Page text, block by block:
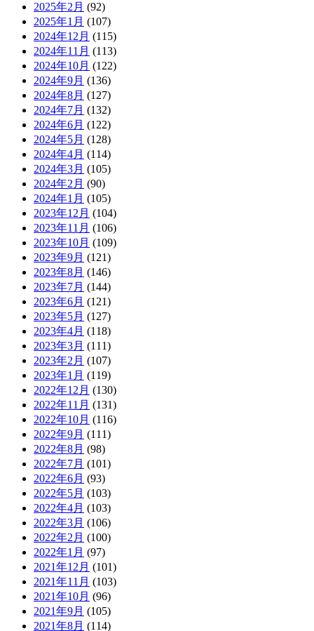
2025年2月 (92)
2025年1月 (107)
2024年12月 (115)
2024年11月 (113)
2024年10月 (122)
2024年9月 (136)
2024年8月 (127)
2024年7月 (132)
2024年6月 (122)
2024年5月 (128)
2024年4月 (114)
2024年3月 (105)
2024年2月 (90)
2024年1月 (105)
2023年12月 (104)
2023年11月 (106)
2023年10月 (109)
2023年9月 (121)
2023年8月 (146)
2023年7月 (144)
2023年6月 (121)
2023年5月 (127)
2023年4月 (118)
2023年3月 (111)
2023年2月 (107)
2023年1月 (119)
2022年12月 (130)
2022年11月 (131)
2022年10月 (116)
2022年9月 (111)
2022年8月 (98)
2022年7月 (101)
2022年6月 (93)
2022年5月 (103)
2022年4月 (103)
2022年3月 (106)
2022年2月 (100)
2022年1月 (97)
2021年12月 (101)
2021年11月 (103)
2021年10月 (96)
2021年9月 (105)
2021年8月 (114)